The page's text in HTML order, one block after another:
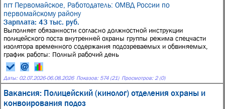
пгт Первомайское, Работодатель: ОМВД России по
первомайскому району
Зарплата: 43 тыс. руб.
Выполняет обязанности согласно должностной инструкции
полицейского поста внутренней охраны группы режима спецчасти
изолятора временного содержания подозреваемых и обвиняемых,
график работы: Полный рабочий день
Даты: 02.07.2026-06.08.2026 Показов: 574 (21) Просмотров: 2 (0)
Вакансия: Полицейский (кинолог) отделения охраны и
конвоирования подоз